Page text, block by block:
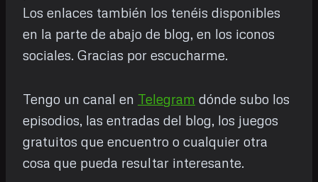
Los enlaces también los tenéis disponibles
en la parte de abajo de blog, en los iconos
sociales. Gracias por escucharme.
Tengo un canal en Telegram dónde subo los
episodios, las entradas del blog, los juegos
gratuitos que encuentro o cualquier otra
cosa que pueda resultar interesante.